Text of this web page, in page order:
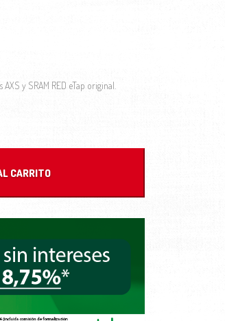
y SRAM RED eTap original.
CARRITO